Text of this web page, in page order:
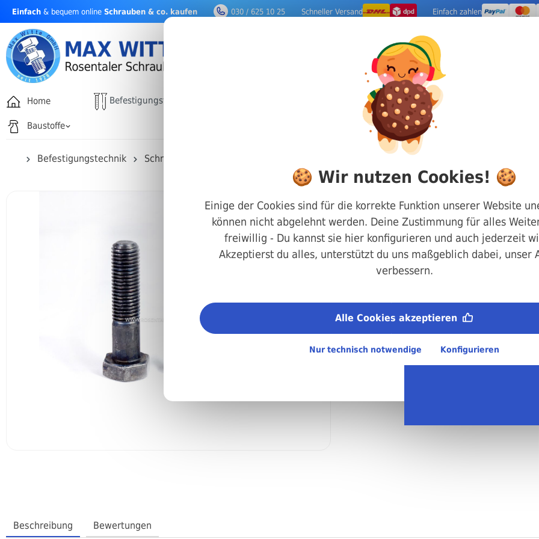
springen
Einfach & bequem online Schrauben & co. kaufen 030 / 625 10 25 Schneller Versand Einfach zahlen
Home Befestigungstechnik Werkzeuge
Baustoffe
Befestigungstechnik Schrauben
DIN 960 8.8
Art.-Nr.
8800960100040
Länge:
Teilgewinde:
Regellieferzeit:4-6 Arbeitstage
Beschreibung Bewertungen
🍪 Wir nutzen Cookies! 🍪
Einige der Cookies sind für die korrekte Funktion unserer Website
können nicht abgelehnt werden. Deine Zustimmung für alles
freiwillig - Du kannst sie hier konfigurieren und auch jederzeit
Akzeptierst du alles, unterstützt du uns maßgeblich dabei, unser
verbessern.
Alle Cookies akzeptieren
Nur technisch notwendige Konfigurieren